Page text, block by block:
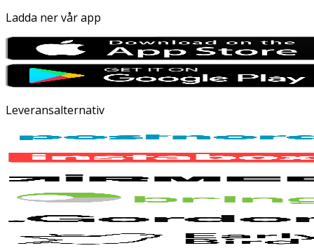
Ladda ner vår app
Leveransalternativ